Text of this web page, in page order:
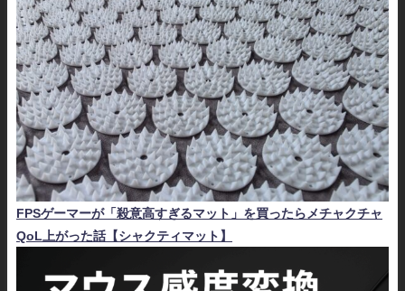
FPSゲーマーが「殺意高すぎるマット」を買ったらメチャクチャ
QoL上がった話【シャクティマット】